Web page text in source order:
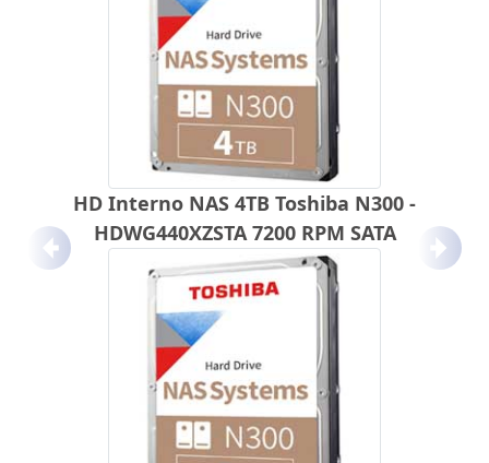
HD Interno NAS 4TB Toshiba N300 -
HDWG440XZSTA 7200 RPM SATA
Anterior